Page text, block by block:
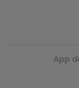
App